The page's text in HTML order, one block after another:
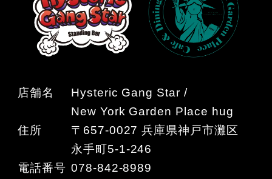
店舗名
Hysteric Gang Star /
New York Garden Place hug
住所
〒657-0027 兵庫県神戸市灘区
永手町5-1-246
電話番号 078-842-8989